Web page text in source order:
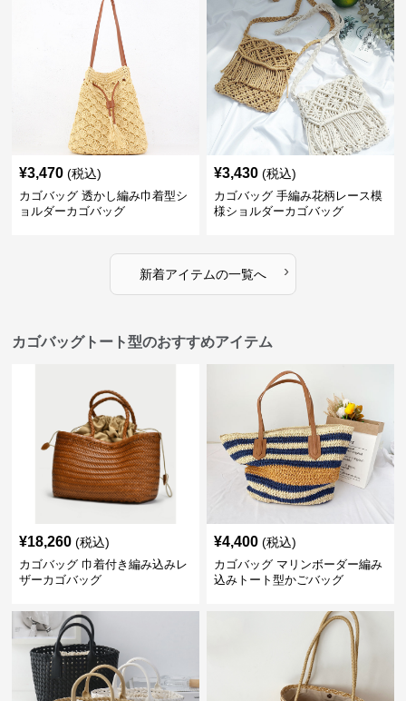
¥3,470 (税込)
カゴバッグ 透かし編み巾着型シ
ョルダーカゴバッグ
¥3,430 (税込)
カゴバッグ 手編み花柄レース模
様ショルダーカゴバッグ
新着アイテムの一覧へ ›
カゴバッグトート型のおすすめアイテム
¥18,260 (税込)
カゴバッグ 巾着付き編み込みレ
ザーカゴバッグ
¥4,400 (税込)
カゴバッグ マリンボーダー編み
込みトート型かごバッグ